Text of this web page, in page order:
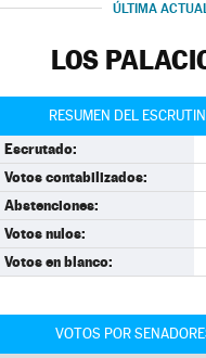
ÚLTIMA
LOS
RESUMEN DEL
Escrutado:
Votos contabilizados:
Abstenciones:
Votos nulos:
Votos en blanco:
VOTOS POR